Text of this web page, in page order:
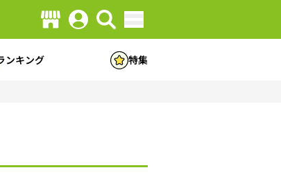
ンキング 特集